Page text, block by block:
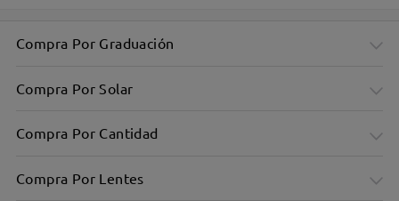
Compra Por Graduación
Compra Por Solar
Compra Por Cantidad
Compra Por Lentes